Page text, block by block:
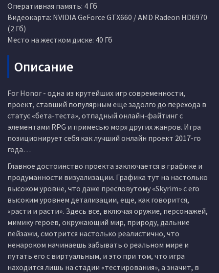
Оперативная память: 4 Гб
Видеокарта: NVIDIA GeForce GTX660 / AMD Radeon HD6970
(2 Гб)
Место на жестком диске: 40 Гб
Описание
For Honor - одна из крутейших игр современности,
проект, ставший популярным еще задолго до перехода в
статус «бета-теста», отпадный онлайн-файтинг с
элементами RPG и примесью моря других жанров. Игра
позиционирует себя как лучший онлайн проект 2017-го
года…
Главное достоинство проекта заключается в графике и
продуманности визуализации. Графика тут на настолько
высоком уровне, что даже пресловутому «Skyrim» с его
высоким уровнем детализации, еще, как говорится,
«расти и расти». Здесь все, включая оружие, персонажей,
мимику героев, окружающий мир, природу, дальние
пейзажи, смотрится настолько реалистично, что
ненароком начинаешь забывать о реальном мире и
путать его с виртуальным, и это при том, что игра
находится лишь на стадии «тестирования», а значит, в